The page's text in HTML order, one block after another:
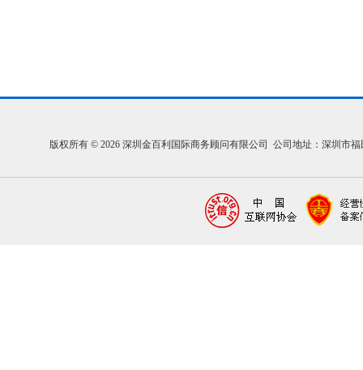
版权所有 © 2026 深圳金百利国际商务顾问有限公司 公司地址：深圳市